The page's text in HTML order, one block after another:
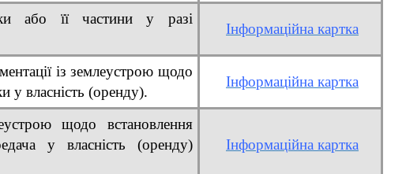
або її частини у разі
Інформаційна картка
із землеустрою щодо
у власність (оренду).
Інформаційна картка
щодо встановлення
у власність (оренду)
Інформаційна картка